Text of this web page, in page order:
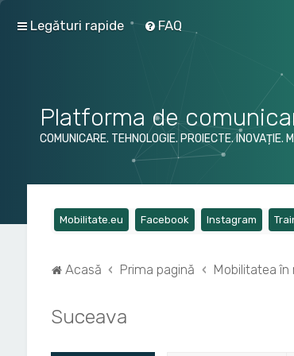
Legături rapide FAQ
Platforma de
COMUNICARE. TEHNOLOGIE. PROIECTE. INOVAȚIE.
Mobilitate.eu(Opens a new tab)
Facebook(Opens a new tab)
Instagram(Opens
Acasă Prima pagină Mobilitatea în
Suceava